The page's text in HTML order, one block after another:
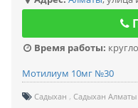
Время работы:
Мотилиум 10мг №30
Садыхан Садыхан Алматы